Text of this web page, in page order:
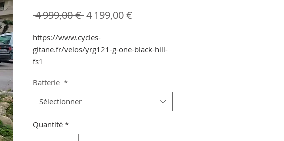
4 999,00 € Prix
4 199,00 €
https://www.cycles-
gitane.fr/velos/yrg121-g-one-black-hill-
fs1
Batterie *
Sélectionner
Quantité *